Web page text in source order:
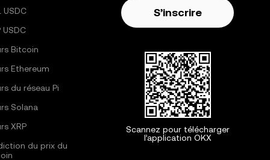
USDC
USDC
Bitcoin
Ethereum
du réseau Pi
Solana
XRP
du prix du
S’inscrire
Scannez pour télécharger
l’application OKX